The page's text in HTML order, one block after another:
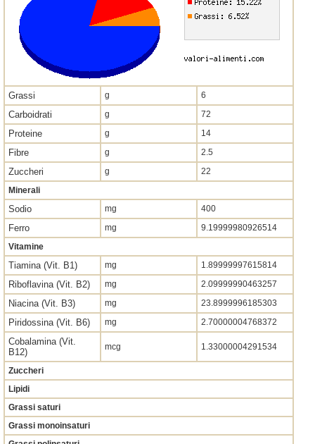
Grassi g 6
Carboidrati g 72
Proteine g 14
Fibre g 2.5
Zuccheri g
22
Minerali
Sodio mg 400
Ferro mg
9.19999980926514
Vitamine
Tiamina (Vit. B1) mg 1.89999997615814
Riboflavina (Vit. B2) mg 2.09999990463257
Niacina (Vit. B3) mg 23.8999996185303
Piridossina (Vit. B6) mg 2.70000004768372
Cobalamina (Vit.
B12)
mcg 1.33000004291534
Zuccheri
Lipidi
Grassi saturi
Grassi monoinsaturi